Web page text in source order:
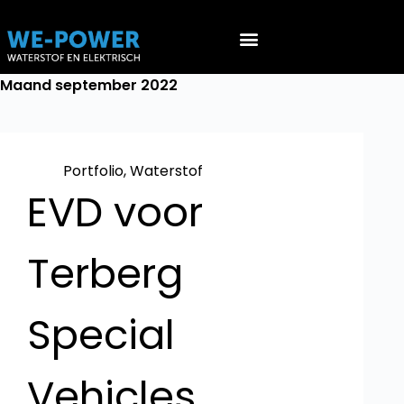
Maand september 2022
Portfolio,Waterstof
EVD voor
Terberg
Special